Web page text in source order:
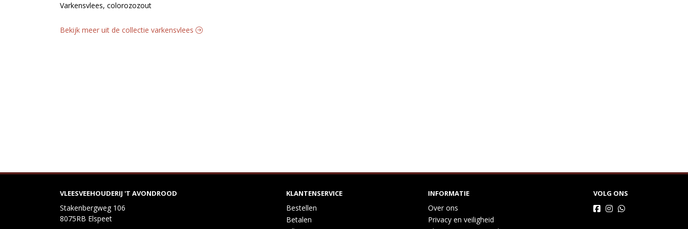
Varkensvlees, colorozozout
Bekijk meer uit de collectie varkensvlees
VLEESVEEHOUDERIJ 'T AVONDROOD
Stakenbergweg 106
8075RB Elspeet
KLANTENSERVICE
Bestellen
Betalen
INFORMATIE
Over ons
Privacy en veiligheid
VOLG ONS